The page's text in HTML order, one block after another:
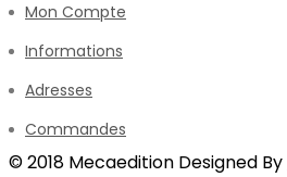
Mon Compte
Informations
Adresses
Commandes
© 2018 Mecaedition Designed By